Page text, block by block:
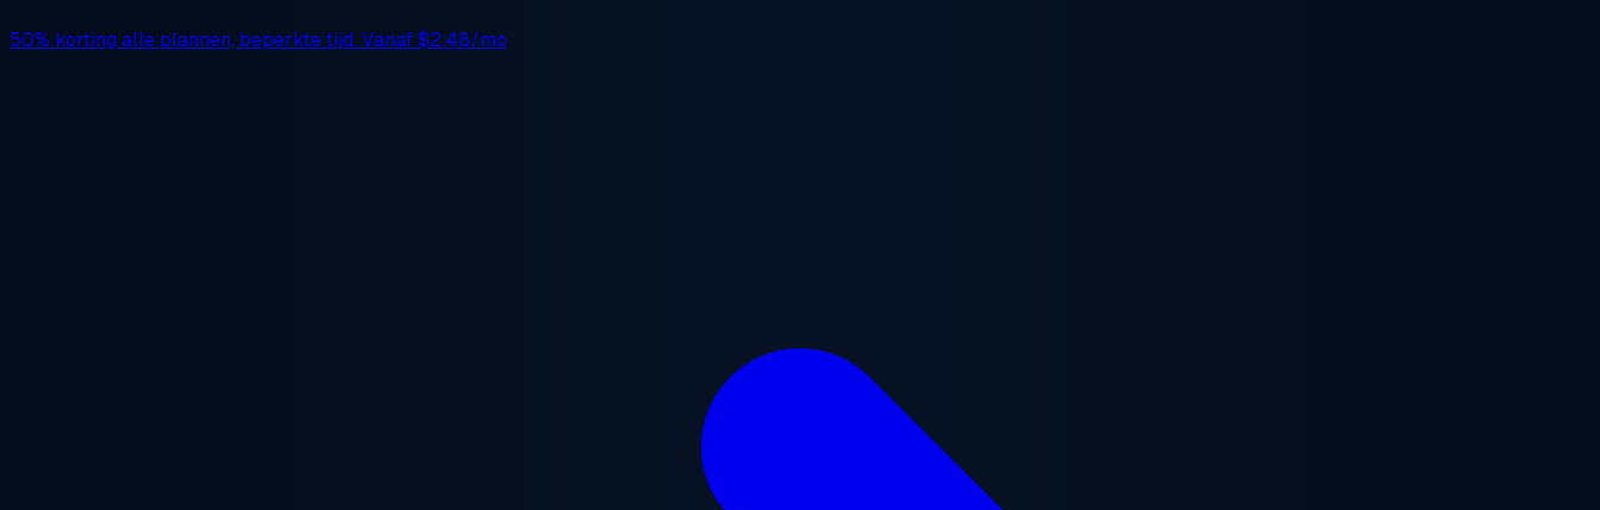
50% korting alle plannen, beperkte tijd. Vanaf$2.48/mo